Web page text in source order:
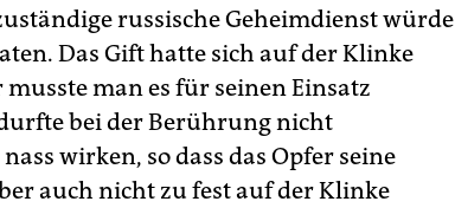
russische Geheimdienst würde
Das Gift hatte sich auf der Klinke
man es für seinen Einsatz
bei der Berührung nicht
wirken, so dass das Opfer seine
auch nicht zu fest auf der Klinke